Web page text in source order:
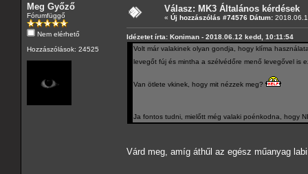
Meg Győző
Fórumfüggő
Nem elérhető
Hozzászólások: 24525
Válasz: MK3 Általános kérdések
« Új hozzászólás #74576 Dátum:
Idézetet írta: Koniman - 2018.06.12 kedd, 10:11:54
Volt már valakinek olyan gondja, hogy klíma
levegőt fúj és mintha a szélvédőre menő levegővel is
Van ötlete vkinek, hogy mit nézzek meg?
Ja fontos tudni, mielőtt még valaki poénkodna, hogy
Várd meg, amíg áthűl az egész műanyag